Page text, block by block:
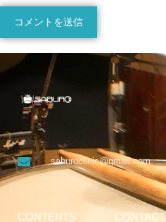
saburoclinic@gmail.com
CONTENTS CONTACT